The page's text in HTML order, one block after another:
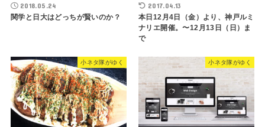
2018.05.24
関学と日大はどっちが賢いのか？
2017.04.13
本日12月4日（金）より、神戸ルミ
ナリエ開催。〜12月13日（日）ま
で
小ネタ隊がゆく 小ネタ隊がゆく